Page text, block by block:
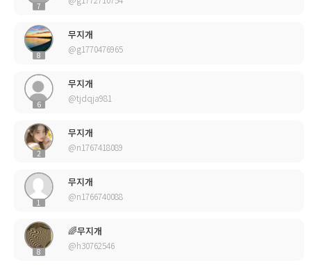
7
8
무지개
@g1770476965
6
무지개
@tjdqja981
2
무지개
@n1767418089
1
무지개
@n1766740088
8
🌈무지개
@h30762546